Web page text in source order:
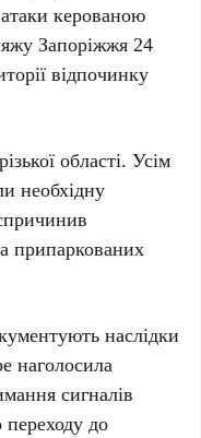
керованою
Запоріжжя24
відпочинку
області. Усім
необхідну
припаркованих
наслідки
наголосила
сигналів
переходу до